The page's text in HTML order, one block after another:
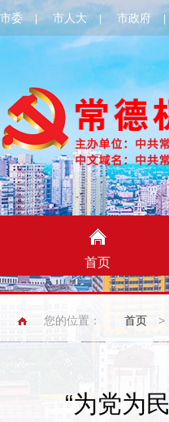
市委 市人大 市政府
首页
您的位置： 首页 >
“为党为